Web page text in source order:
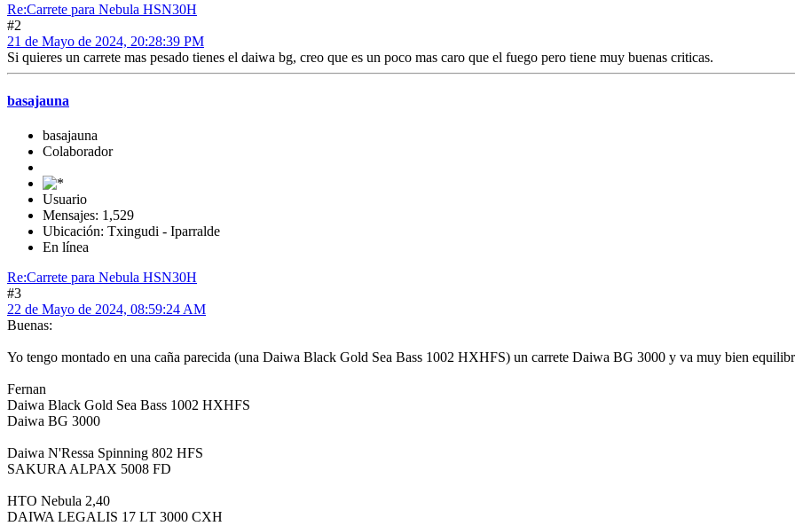
Re:Carrete para Nebula HSN30H
#2
21 de Mayo de 2024, 20:28:39 PM
Si quieres un carrete mas pesado tienes el daiwa bg, creo que es un poco mas caro que el fuego pero tiene muy buenas criticas.
basajauna
basajauna
Colaborador
Usuario
Mensajes: 1,529
Ubicación: Txingudi - Iparralde
En línea
Re:Carrete para Nebula HSN30H
#3
22 de Mayo de 2024, 08:59:24 AM
Buenas:
Yo tengo montado en una caña parecida (una Daiwa Black Gold Sea Bass 1002 HXHFS) un carrete Daiwa BG 3000 y va muy bien
Fernan
Daiwa Black Gold Sea Bass 1002 HXHFS
Daiwa BG 3000
Daiwa N'Ressa Spinning 802 HFS
SAKURA ALPAX 5008 FD
HTO Nebula 2,40
DAIWA LEGALIS 17 LT 3000 CXH